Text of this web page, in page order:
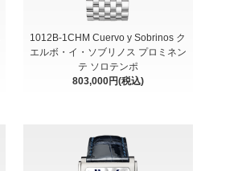
1012B-1CHM Cuervo y Sobrinos ク
エルボ・イ・ソブリノス プロミネン
テ ソロテンポ
803,000円(税込)